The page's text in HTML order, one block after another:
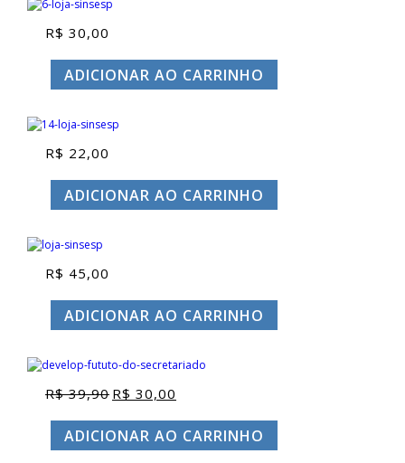
R$ 30,00
ADICIONAR AO CARRINHO
R$ 22,00
ADICIONAR AO CARRINHO
R$ 45,00
ADICIONAR AO CARRINHO
R$39,90 O
original
era:
R$ 39,90.
R$ 30,00
atual
é:
R$ 30,00.
ADICIONAR AO CARRINHO